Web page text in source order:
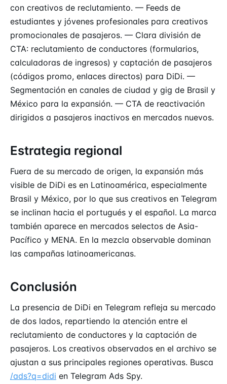
con creativos de reclutamiento. — Feeds de
estudiantes y jóvenes profesionales para creativos
promocionales de pasajeros. — Clara división de
CTA: reclutamiento de conductores (formularios,
calculadoras de ingresos) y captación de pasajeros
(códigos promo, enlaces directos) para DiDi. —
Segmentación en canales de ciudad y gig de Brasil y
México para la expansión. — CTA de reactivación
dirigidos a pasajeros inactivos en mercados nuevos.
Estrategia regional
Fuera de su mercado de origen, la expansión más
visible de DiDi es en Latinoamérica, especialmente
Brasil y México, por lo que sus creativos en Telegram
se inclinan hacia el portugués y el español. La marca
también aparece en mercados selectos de Asia-
Pacífico y MENA. En la mezcla observable dominan
las campañas latinoamericanas.
Conclusión
La presencia de DiDi en Telegram refleja su mercado
de dos lados, repartiendo la atención entre el
reclutamiento de conductores y la captación de
pasajeros. Los creativos observados en el archivo se
ajustan a sus principales regiones operativas. Busca
/ads?q=didi en Telegram Ads Spy.